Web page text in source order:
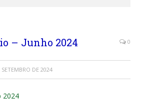
– Junho 2024 0
SETEMBRO DE 2024
2024